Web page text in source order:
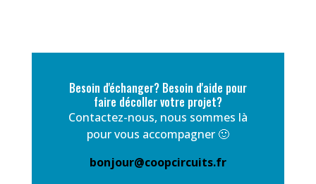
Besoin d'échanger? Besoin d'aide pour
faire décoller votre projet?
Contactez-nous, nous sommes là
pour vous accompagner 🙂
bonjour@coopcircuits.fr